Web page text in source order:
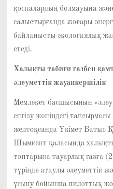
қоспалардың болмауына
салыстырғанда жоғары
байланысты экологиялық
етеді.
Халықты табиғи газбен
әлеуметтік жауапкершілік
Мемлекет басшысының
енгізу жөніндегі
желтоқсанда Үкімет Батыс
Шымкент қаласында
топтарына тауарлық газға
түрінде атаулы әлеуметтік
ұсыну бойынша пилоттық